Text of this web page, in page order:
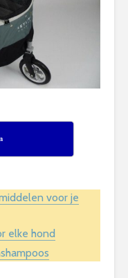
voor je
elke hond